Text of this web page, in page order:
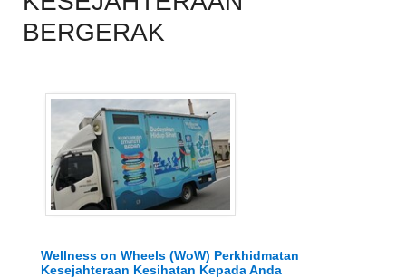
BERGERAK
Wellness on Wheels (WoW) Perkhidmatan
Kesejahteraan Kesihatan Kepada Anda